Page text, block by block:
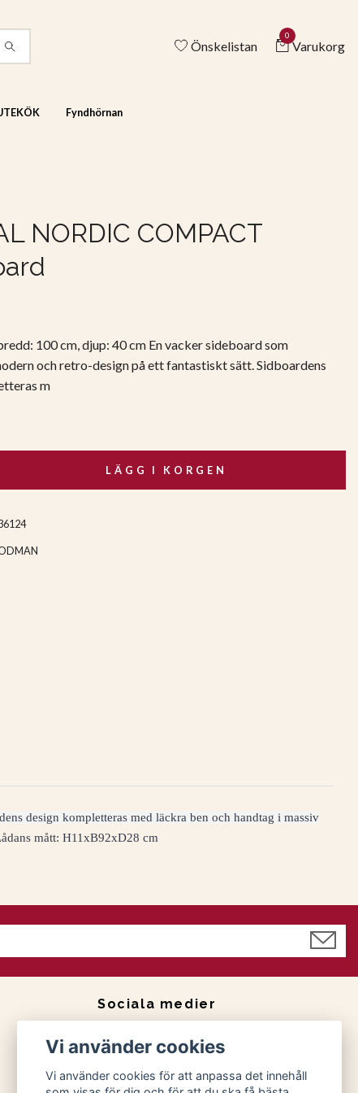
Önskelistan
0
Varukorg
Fyndhörnan
NORDIC COMPACT
100 cm, djup: 40 cm En vacker sideboard som
och retro-design på ett fantastiskt sätt. Sidboardens
m
LÄGG I KORGEN
design kompletteras med läckra ben och handtag i massiv
mått: H11xB92xD28 cm
Sociala medier
Facebook
Vi använder cookies
Vi använder cookies för att anpassa det innehåll